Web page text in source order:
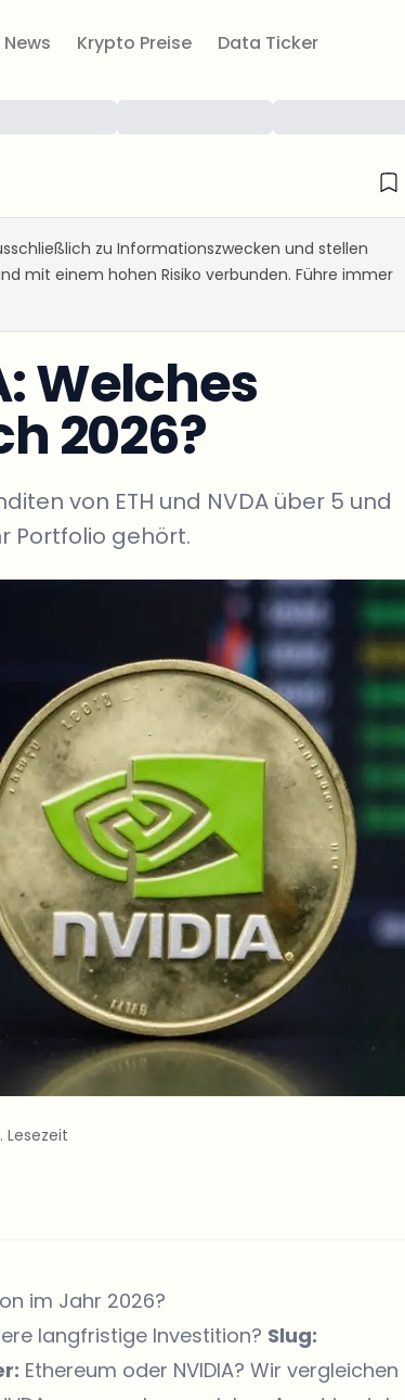
Krypto Preise Data Ticker
zu Informationszwecken und stellen
mit einem hohen Risiko verbunden. Führe immer
Welches
2026?
von ETH und NVDA über 5 und
Portfolio gehört.
Lesezeit
im Jahr 2026?
langfristige Investition? Slug:
Ethereum oder NVIDIA? Wir vergleichen